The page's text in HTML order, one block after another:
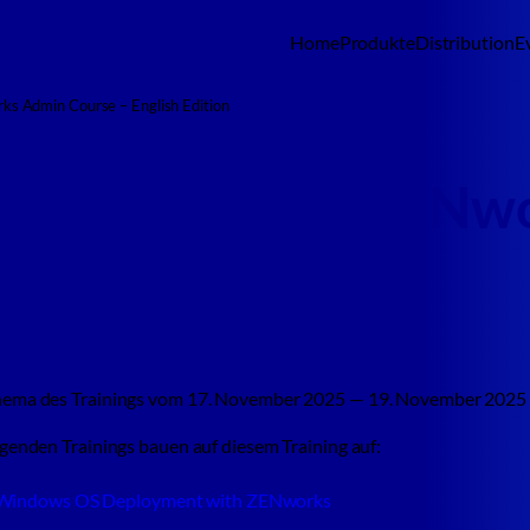
HomeProdukteDistribution
Admin Course – English Edition
des Trainings vom 17. November 2025 — 19. November
Trainings bauen auf diesem Training auf:
OS Deployment with ZENworks